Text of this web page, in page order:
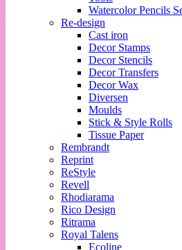
Watercolor Pencils
Re-design
Cast iron
Decor Stamps
Decor Stencils
Decor Transfers
Decor Wax
Diversen
Moulds
Stick & Style Rolls
Tissue Paper
Rembrandt
Reprint
ReStyle
Revell
Rhodiarama
Rico Design
Ritrama
Royal Talens
Ecoline